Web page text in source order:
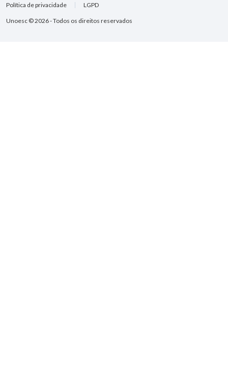
Unoesc © 2026 - Todos os direitos reservados
Política de privacidade LGPD